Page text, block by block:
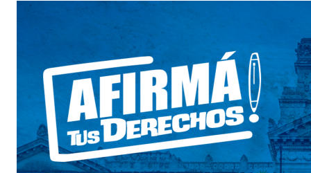
Imagen insertada